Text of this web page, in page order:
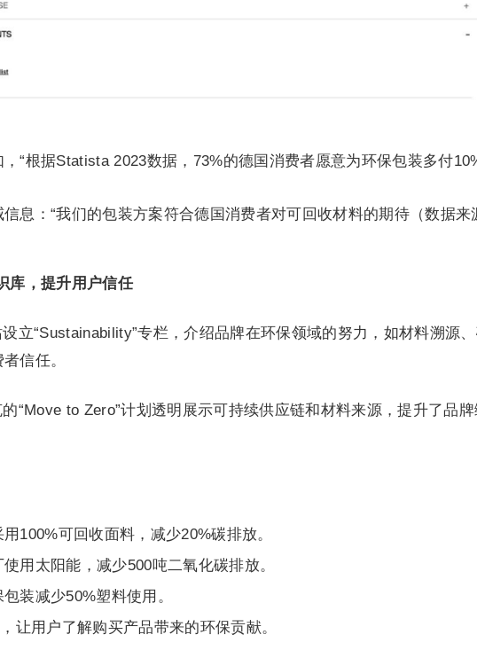
“根据Statista 2023数据，73%的德国消费者愿意为环保包装多付
息：“我们的包装方案符合德国消费者对可回收材料的期待（数据来
库，提升用户信任
立“Sustainability”专栏，介绍品牌在环保领域的努力，如材料溯源
信任。
的“Move to Zero”计划透明展示可持续供应链和材料来源，提升了品
100%可回收面料，减少20%碳排放。
用太阳能，减少500吨二氧化碳排放。
装减少50%塑料使用。
让用户了解购买产品带来的环保贡献。